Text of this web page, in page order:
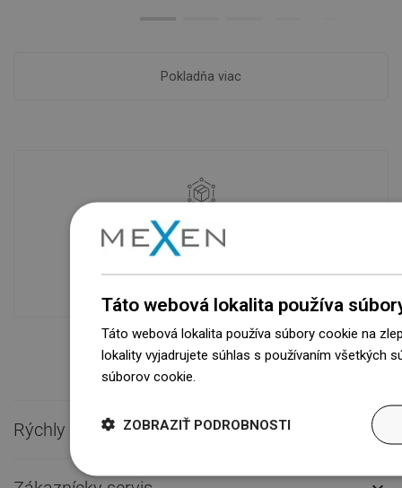
Pokladňa viac
Dostupnosť tovaru
Naše výrobky na vás čakajú v
modernom sklade.Vždy pripravený na
prepravu!
Rýchly kontakt 
Táto webová lokalita používa
Táto webová lokalita používa súbory cookie na
lokality vyjadrujete súhlas s používaním všetkých
súborov cookie.
ZOBRAZIŤ PODROBNOSTI